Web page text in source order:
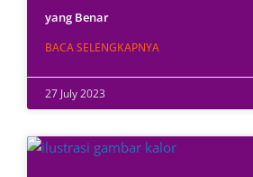
yang Benar
BACA SELENGKAPNYA
27 July 2023